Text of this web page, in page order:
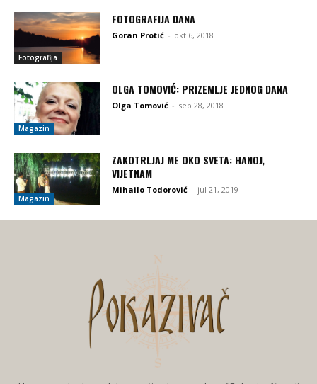
Fotografija
FOTOGRAFIJA DANA
Goran Protić - okt 6, 2018
Magazin
OLGA TOMOVIĆ: PRIZEMLJE JEDNOG DANA
Olga Tomović - sep 28, 2018
Magazin
ZAKOTRLJAJ ME OKO SVETA: HANOJ,
VIJETNAM
Mihailo Todorović - jul 21, 2019